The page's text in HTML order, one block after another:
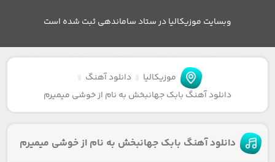
وبسایت موزیکالیا در ستاد ساماندهی ثبت شده است
موزیکالیا
دانلود آهنگ
دانلود آهنگ بابک جهانبخش به نام از خوشی میمیرم
دانلود آهنگ بابک جهانبخش به نام از خوشی میمیرم